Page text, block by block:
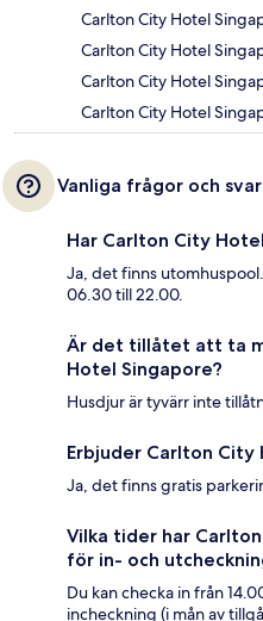
Carlton City Hotel
Carlton City Hotel
Carlton City Hotel
Carlton City Hotel
Vanliga frågor och svar
Har Carlton City
Ja, det finns
06.30 till 22.00.
Är det tillåtet att ta
Hotel Singapore?
Husdjur är tyvärr inte
Erbjuder Carlton City
Ja, det finns gratis
Vilka tider har
för in- och
Du kan checka in från
incheckning (i mån av